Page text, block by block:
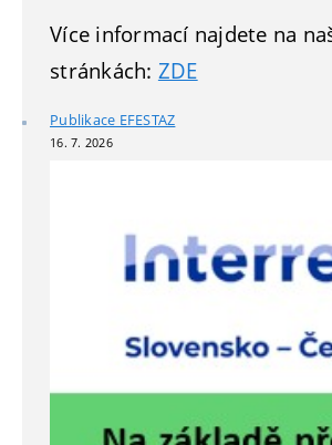
Více informací najdete na
stránkách: ZDE
Publikace EFESTAZ
16. 7. 2026